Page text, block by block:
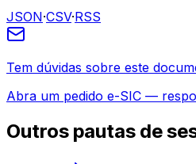
JSON·CSV·RSS
Tem dúvidas sobre este
Abra um pedido e-SIC —
Outros pautas de